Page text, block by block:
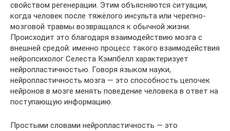
свойством регенерации. Этим объясняются ситуации,
когда человек после тяжёлого инсульта или черепно-
мозговой травмы возвращался к обычной жизни.
Происходит это благодаря взаимодействию мозга с
внешней средой: именно процесс такого взаимодействия
нейропсихолог Селеста Кэмпбелл характеризует
нейропластичностью. Говоря языком науки,
нейропластичность мозга — это способность цепочек
нейронов в мозге менять поведение человека в ответ на
поступающую информацию.
Простыми словами нейропластичность — это